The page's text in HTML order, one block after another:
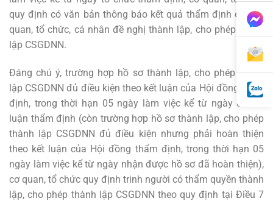
quy định có văn bản thông báo kết quả thẩm định cho cơ
quan, tổ chức, cá nhân đề nghị thành lập, cho phép thành
lập CSGDNN.
Đáng chú ý, trường hợp hồ sơ thành lập, cho phép thành
lập CSGDNN đủ điều kiện theo kết luận của Hội đồng thẩm
định, trong thời hạn 05 ngày làm việc kể từ ngày có kết
luận thẩm định (còn trường hợp hồ sơ thành lập, cho phép
thành lập CSGDNN đủ điều kiện nhưng phải hoàn thiện
theo kết luận của Hội đồng thẩm định, trong thời hạn 05
ngày làm việc kể từ ngày nhận được hồ sơ đã hoàn thiện),
cơ quan, tổ chức quy định trinh người có thẩm quyền thành
lập, cho phép thành lập CSGDNN theo quy định tại Điều 7